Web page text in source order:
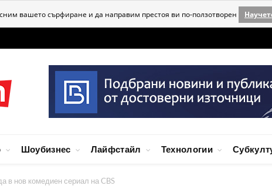
вашето сърфиране и да направим престоя ви по-ползотворен
Шоубизнес Лайфстайл Технологии
в нов комедиен сериал на CBS